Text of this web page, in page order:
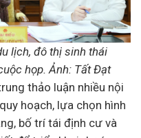
lịch, đô thị sinh thái
họp. Ảnh: Tất Đạt
thảo luận nhiều nội
hoạch, lựa chọn hình
bố trí tái định cư và